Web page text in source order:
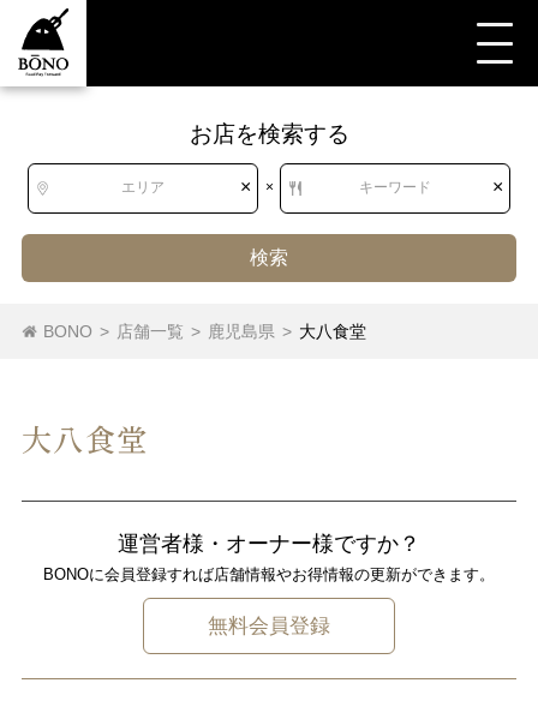
お店を検索する
エリア × × キーワード ×
検索
BONO > 店舗一覧 > 鹿児島県 > 大八食堂
大八食堂
運営者様・オーナー様ですか？
BONOに会員登録すれば店舗情報やお得情報の更新ができます。
無料会員登録